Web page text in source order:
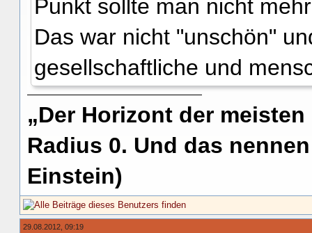
Punkt sollte man nicht
Das war nicht "unschön"
gesellschaftliche und
„Der Horizont der
Radius 0. Und das
Einstein)
29.08.2012, 09:19